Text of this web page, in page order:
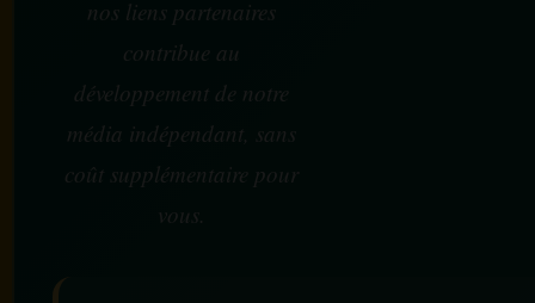
nos liens partenaires
contribue au
développement de notre
média indépendant, sans
coût supplémentaire pour
vous.